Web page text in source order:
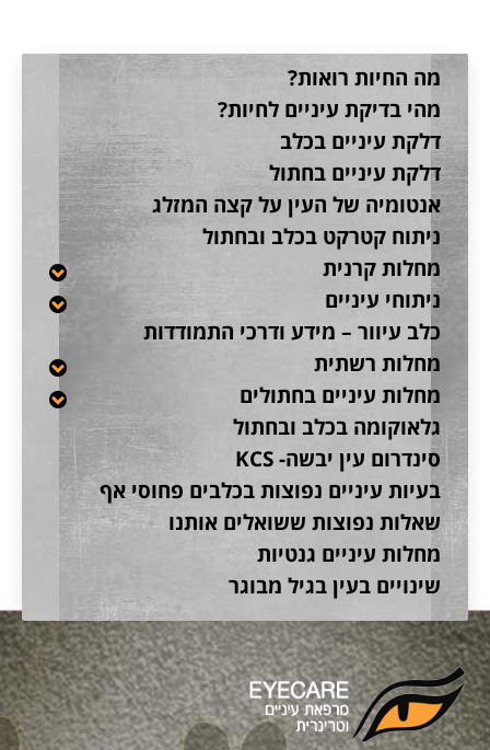
מה החיות רואות?
מהי בדיקת עיניים לחיות?
דלקת עיניים בכלב
דלקת עיניים בחתול
אנטומיה של העין על קצה המזלג
ניתוח קטרקט בכלב ובחתול
מחלות קרנית
ניתוחי עיניים
כלב עיוור – מידע ודרכי התמודדות
מחלות רשתית
מחלות עיניים בחתולים
גלאוקומה בכלב ובחתול
סינדרום עין יבשה- KCS
בעיות עיניים נפוצות בכלבים פחוסי אף
שאלות נפוצות ששואלים אותנו
מחלות עיניים גנטיות
שינויים בעין בגיל מבוגר